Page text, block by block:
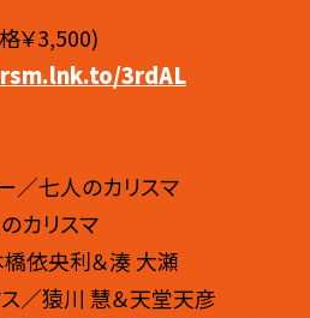
￥3,500)
3rdAL
／七人のカリスマ
カリスマ
依央利＆湊 大瀬
／猿川 慧＆天堂天彦